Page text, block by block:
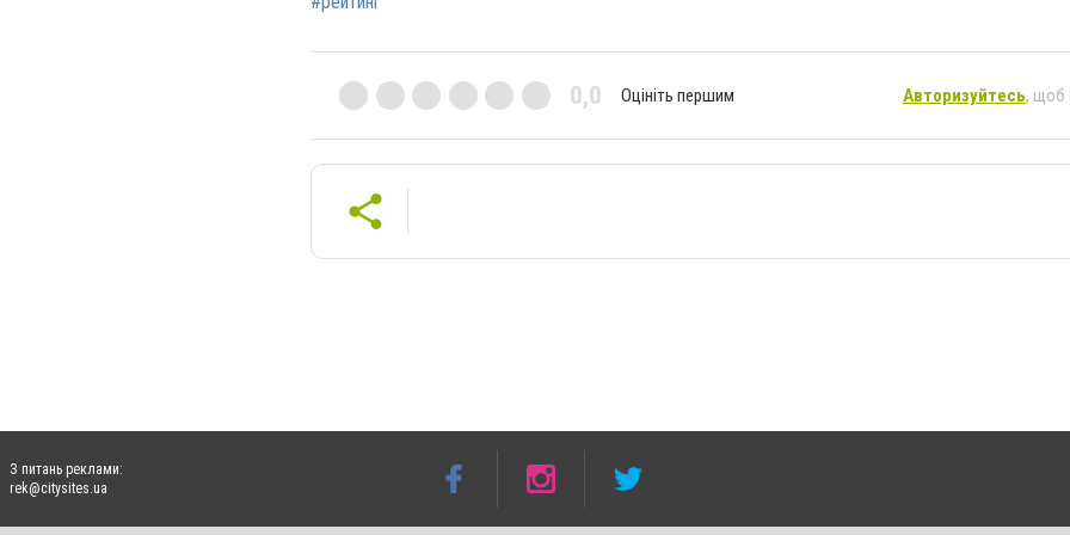
0,0 Оцініть першим Авторизуйтесь, щоб
З питань реклами:
rek@citysites.ua